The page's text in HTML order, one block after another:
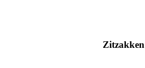
Zitzakken